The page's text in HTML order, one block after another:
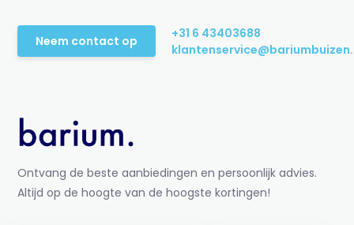
Neem contact op
+31 6 43403688
Ontvang de beste aanbiedingen en persoonlijk advies.
Altijd op de hoogte van de hoogste kortingen!